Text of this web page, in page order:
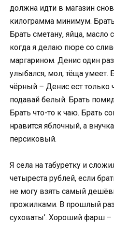
должна идти в магазин
килограмма минимум.
Брать сметану, яйца, масло
когда я делаю пюре со
маргарином. Денис один
улыбался, мол, тёща умеет.
чёрный – Денис ест только
подавай белый. Брать
Брать что-то к чаю. Брать
нравится яблочный, а
персиковый.
Я села на табуретку и
четыреста рублей, если
не могу взять самый
прожилками. В прошлый раз
суховаты’. Хороший фарш –